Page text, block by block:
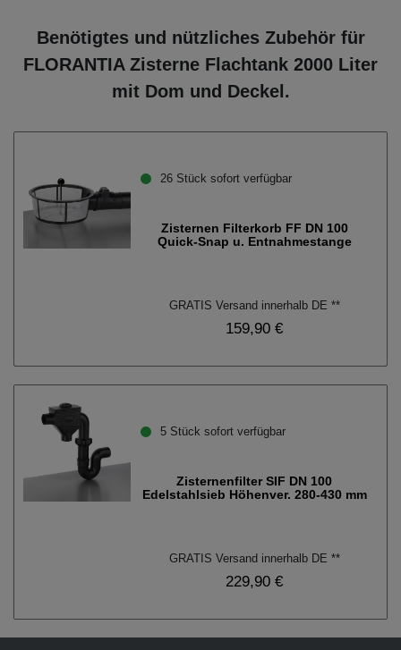
Benötigtes und nützliches Zubehör für
FLORANTIA Zisterne Flachtank 2000 Liter
mit Dom und Deckel.
26 Stück sofort verfügbar
Zisternen Filterkorb FF DN 100
Quick-Snap u. Entnahmestange
GRATIS Versand innerhalb DE **
159,90 €
5 Stück sofort verfügbar
Zisternenfilter SIF DN 100
Edelstahlsieb Höhenver. 280-430 mm
GRATIS Versand innerhalb DE **
229,90 €